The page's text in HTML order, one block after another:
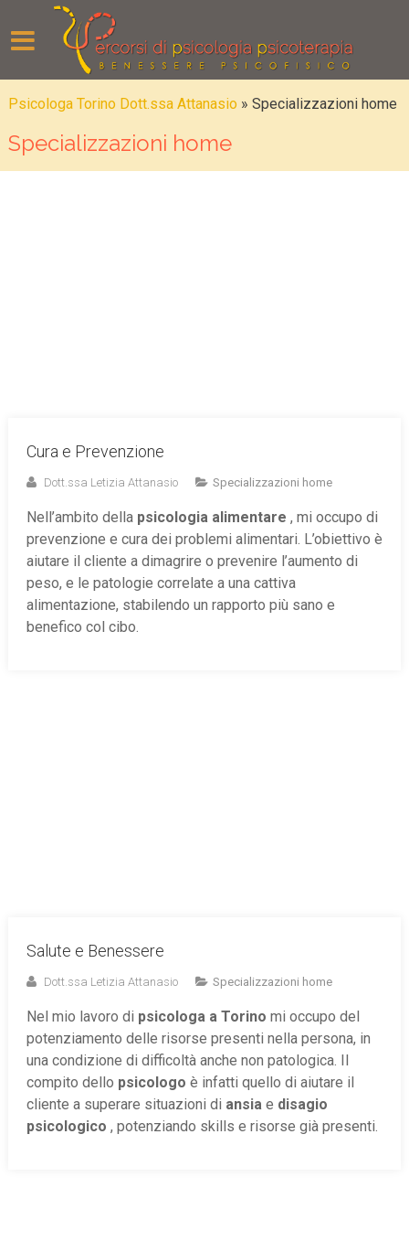
Psicologa Torino Dott.ssa Attanasio » Specializzazioni home
Specializzazioni home
Cura e Prevenzione
Dott.ssa Letizia Attanasio Specializzazioni home
Nell’ambito della psicologia alimentare , mi occupo di
prevenzione e cura dei problemi alimentari. L’obiettivo è
aiutare il cliente a dimagrire o prevenire l’aumento di
peso, e le patologie correlate a una cattiva
alimentazione, stabilendo un rapporto più sano e
benefico col cibo.
Salute e Benessere
Dott.ssa Letizia Attanasio Specializzazioni home
Nel mio lavoro di psicologa a Torino mi occupo del
potenziamento delle risorse presenti nella persona, in
una condizione di difficoltà anche non patologica. Il
compito dello psicologo è infatti quello di aiutare il
cliente a superare situazioni di ansia e disagio
psicologico , potenziando skills e risorse già presenti.